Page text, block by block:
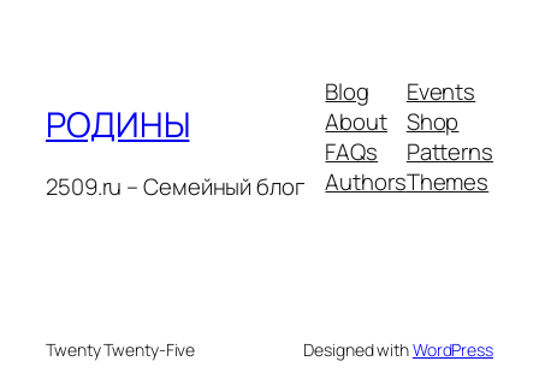
РОДИНЫ
2509.ru – Семейный блог
Blog
About
FAQs
Authors
Events
Shop
Patterns
Themes
Twenty Twenty-Five Designed withWordPress